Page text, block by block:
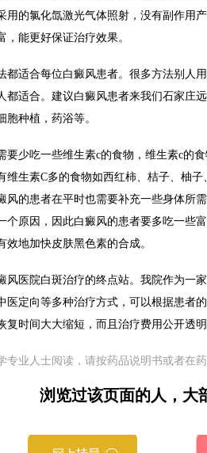
用的氯化氙激光气体照射，没有副作用
，能更好保证治疗效果。
适合每位白癜风患者。很多方法别人用
都适合。建议白癜风患者来我们石家庄
胞种植，药浴等。
少吃一些维生素c的食物，维生素c的食
维生素C多的食物如西红柿、桔子、柚
风的患者在平时也需要补充一些身体所
个原因，因此白癜风的患者要多吃一些
效地加快皮肤黑色素的合成。
医院白斑治疗的终点站。我院作为一家
医定向等多种治疗方式，可以根据患者
复时间大大缩短，而且治疗费用公开透
专业人士阅读，请按药品说明书或者在
浏览过该页面的人，大